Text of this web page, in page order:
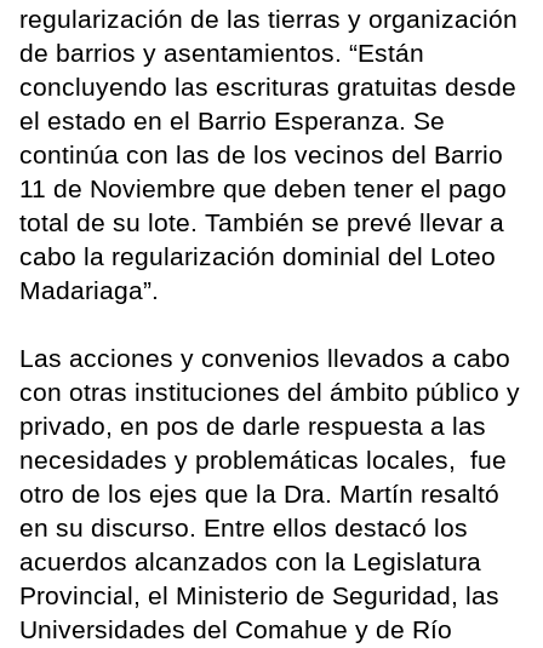
regularización de las tierras y organización
de barrios y asentamientos. “Están
concluyendo las escrituras gratuitas desde
el estado en el Barrio Esperanza. Se
continúa con las de los vecinos del Barrio
11 de Noviembre que deben tener el pago
total de su lote. También se prevé llevar a
cabo la regularización dominial del Loteo
Madariaga”.
Las acciones y convenios llevados a cabo
con otras instituciones del ámbito público y
privado, en pos de darle respuesta a las
necesidades y problemáticas locales, fue
otro de los ejes que la Dra. Martín resaltó
en su discurso. Entre ellos destacó los
acuerdos alcanzados con la Legislatura
Provincial, el Ministerio de Seguridad, las
Universidades del Comahue y de Río